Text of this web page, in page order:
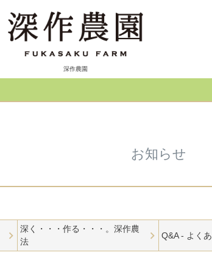
深作農園
お知らせ
深く・・・作る・・・。深作農
法
Q&A - よく